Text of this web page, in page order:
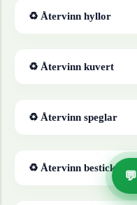
♻ Återvinn hyllor
♻ Återvinn kuvert
♻ Återvinn speglar
♻ Återvinn bestick 💬